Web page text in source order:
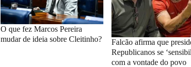
O que fez Marcos Pereira
mudar de ideia sobre Cleitinho?
Falcão afirma que
Republicanos se
com a vontade do povo